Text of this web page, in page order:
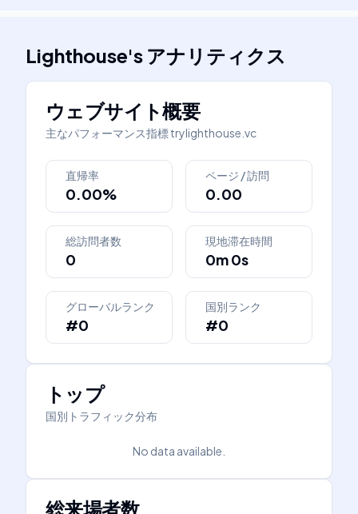
Lighthouse's アナリティクス
ウェブサイト概要
主なパフォーマンス指標trylighthouse.vc
直帰率
0.00%
ページ / 訪問
0.00
総訪問者数
0
現地滞在時間
0m 0s
グローバルランク
#0
国別ランク
#0
トップ
国別トラフィック分布
No data available.
総来場者数